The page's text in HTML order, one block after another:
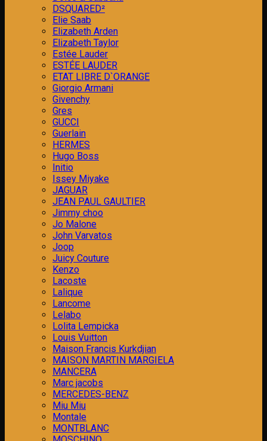
DSQUARED²
Elie Saab
Elizabeth Arden
Elizabeth Taylor
Estée Lauder
ESTÉE LAUDER
ETAT LIBRE D`ORANGE
Giorgio Armani
Givenchy
Gres
GUCCI
Guerlain
HERMES
Hugo Boss
Initio
Issey Miyake
JAGUAR
JEAN PAUL GAULTIER
Jimmy choo
Jo Malone
John Varvatos
Joop
Juicy Couture
Kenzo
Lacoste
Lalique
Lancome
Lelabo
Lolita Lempicka
Louis Vuitton
Maison Francis Kurkdjian
MAISON MARTIN MARGIELA
MANCERA
Marc jacobs
MERCEDES-BENZ
Miu Miu
Montale
MONTBLANC